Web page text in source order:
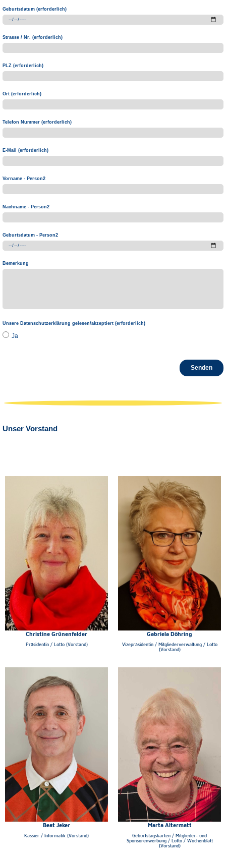
Geburtsdatum (erforderlich)
Strasse / Nr. (erforderlich)
PLZ (erforderlich)
Ort (erforderlich)
Telefon Nummer (erforderlich)
E-Mail (erforderlich)
Vorname - Person2
Nachname - Person2
Geburtsdatum - Person2
Bemerkung
Unsere Datenschutzerklärung gelesen/akzeptiert (erforderlich)
Ja
Unser Vorstand
Christine Grünenfelder
Präsidentin / Lotto (Vorstand)
Gabriela Döhring
Vizepräsidentin / Mitgliederverwaltung / Lotto
(Vorstand)
Beat Jeker
Kassier / Informatik (Vorstand)
Marta Altermatt
Geburtstagskarten / Mitglieder- und
Sponsorenwerbung / Lotto / Wochenblatt
(Vorstand)